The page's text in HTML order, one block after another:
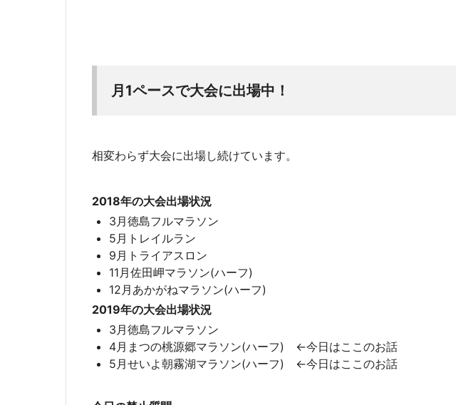
月1ペースで大会に出場中！
相変わらず大会に出場し続けています。
2018年の大会出場状況
3月徳島フルマラソン
5月トレイルラン
9月トライアスロン
11月佐田岬マラソン(ハーフ)
12月あかがねマラソン(ハーフ)
2019年の大会出場状況
3月徳島フルマラソン
4月まつの桃源郷マラソン(ハーフ) ←今日はここのお話
5月せいよ朝霧湖マラソン(ハーフ) ←今日はここのお話